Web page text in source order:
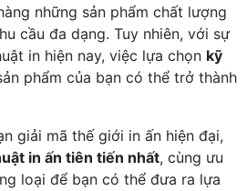
những sản phẩm chất lượng
cầu đa dạng. Tuy nhiên, với sự
in hiện nay, việc lựa chọn kỹ
phẩm của bạn có thể trở thành
giải mã thế giới in ấn hiện đại,
in ấn tiên tiến nhất, cùng ưu
loại để bạn có thể đưa ra lựa